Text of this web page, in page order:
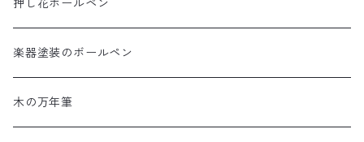
押し花ボールペン
楽器塗装のボールペン
木の万年筆